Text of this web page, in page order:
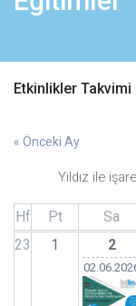
Etkinlikler
« Önceki Ay
Yıldız ile
Hf Pt Sa
23
1 2